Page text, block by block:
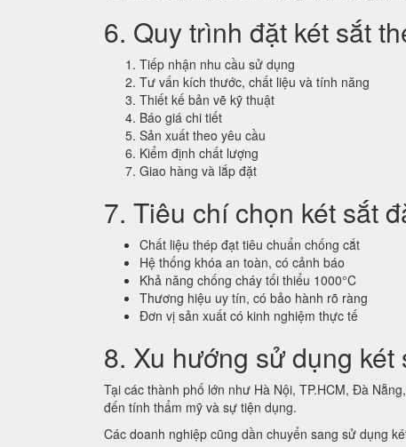
6. Quy trình đặt két sắt
Tiếp nhận nhu cầu sử dụng
Tư vấn kích thước, chất liệu và tính năng
Thiết kế bản vẽ kỹ thuật
Báo giá chi tiết
Sản xuất theo yêu cầu
Kiểm định chất lượng
Giao hàng và lắp đặt
7. Tiêu chí chọn két sắt
Chất liệu thép đạt tiêu chuẩn chống cắt
Hệ thống khóa an toàn, có cảnh báo
Khả năng chống cháy tối thiểu 1000°C
Thương hiệu uy tín, có bảo hành rõ ràng
Đơn vị sản xuất có kinh nghiệm thực tế
8. Xu hướng sử dụng
Tại các thành phố lớn như Hà Nội, TP.HCM, Đà
đến tính thẩm mỹ và sự tiện dụng.
Các doanh nghiệp cũng dần chuyển sang sử dụng